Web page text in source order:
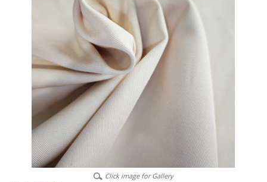
Click image for Gallery